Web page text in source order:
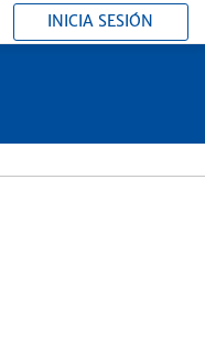
INICIA SESIÓN